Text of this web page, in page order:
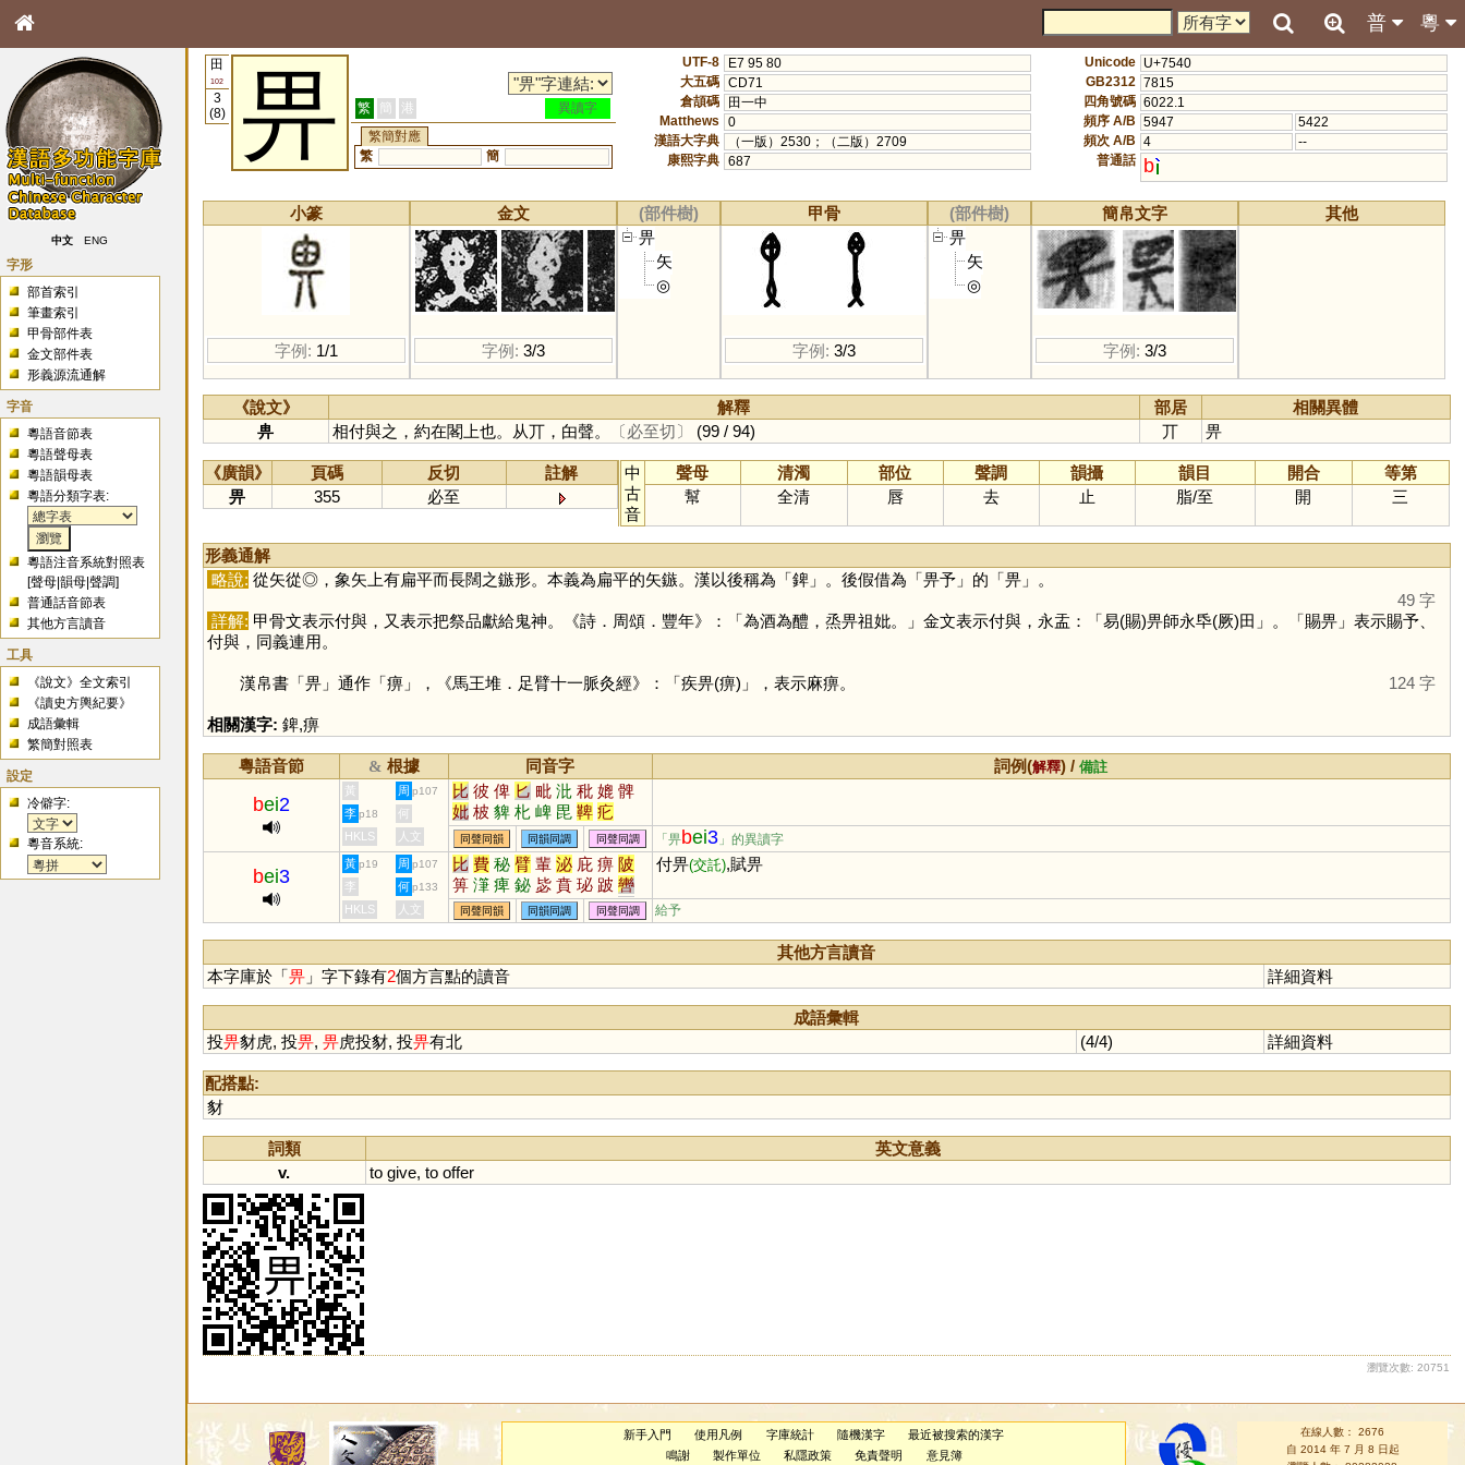
粵
普
中文 ENG
字形
部首索引
筆畫索引
甲骨部件表
金文部件表
形義源流通解
字音
粵語音節表
粵語聲母表
粵語韻母表
粵語分類字表:
粵語注音系統對照表
[聲母 |韻母 |聲調]
普通話音節表
其他方言讀音
工具
《說文》全文索引
《讀史方輿紀要》
成語彙輯
繁簡對照表
設定
冷僻字:
粵音系統:
田
102
3
(8)
畀 繁 簡 港
異讀字
繁簡對應
繁
簡
UTF-8
E7 95 80
大五碼 CD71
倉頡碼
田一中
Matthews
0
漢語大字典
（一版）2530；（二版）2709
康熙字典 687
Unicode U+7540
GB2312 7815
四角號碼 6022.1
頻序 A/B 5947
5422
頻次 A/B 4
--
普通話 b
小篆
字例: 1/1
金文
字例: 3/3
(部件樹)
畀
矢
◎
甲骨
字例: 3/3
(部件樹)
畀
矢
◎
簡帛文字
字例: 3/3
其他
《說文》 解釋 部居
相關異體
畁
相付與之，約在閣上也。从丌，甶聲。 〔必至切〕 (99 / 94) 丌 畀
《廣韻》 頁碼 反切
註解
畀
355 必至
中
古
音
聲母 清濁 部位 聲調 韻攝 韻目 開合
等第
幫
全清 唇 去 止 脂/至 開 三
形義通解
略說: 從矢從◎，象矢上有扁平而長闊之鏃形。本義為扁平的矢鏃。漢以後稱為「錍」。後假借為「畀予」的「畀」。
49 字
詳解: 甲骨文表示付與，又表示把祭品獻給鬼神。《詩．周頌．豐年》：「為酒為醴，烝畀祖妣。」金文表示付與，永盂：「易(賜)畀師永氒(厥)田」。「賜畀」表示賜予、
付與，同義連用。
漢帛書「畀」通作「痹」，《馬王堆．足臂十一脈灸經》：「疾畀(痹)」，表示麻痹。 124 字
相關漢字: 錍,痹
粵語音節 & 根據 同音字 詞例(解釋) /備註
bei2
黃 周 p107 比 彼 俾 匕 毗 沘 秕 媲 髀
妣 柀 貏 朼 崥 毘 鞞 疕
李 p18
何
HKLS
人文 同聲同韻 同韻同調 同聲同調 「畀bei3 」的異讀字
bei3
黃 p19 周 p107 比 費 秘 臂 輩 泌 庇 痹 陂
箅 潷 痺 鉍 毖 賁 珌 跛 轡
詖 芘 琲 疪 粊 飶 鄪 閟 柲
邲 祕
付畀(交託),賦畀
李 何 p133
HKLS 人文 同聲同韻 同韻同調 同聲同調 給予
其他方言讀音
本字庫於「畀」字下錄有2個方言點的讀音 詳細資料
成語彙輯
投畀豺虎, 投畀, 畀虎投豺, 投畀有北 (4/4) 詳細資料
配搭點:
豺
詞類
英文意義
v.
to give, to offer
瀏覽次數: 20751
新手入門 使用凡例 字庫統計 隨機漢字
最近被搜索的漢字
鳴謝
製作單位 私隱政策 免責聲明 意見簿
在線人數： 2676
自 2014 年 7 月 8 日起